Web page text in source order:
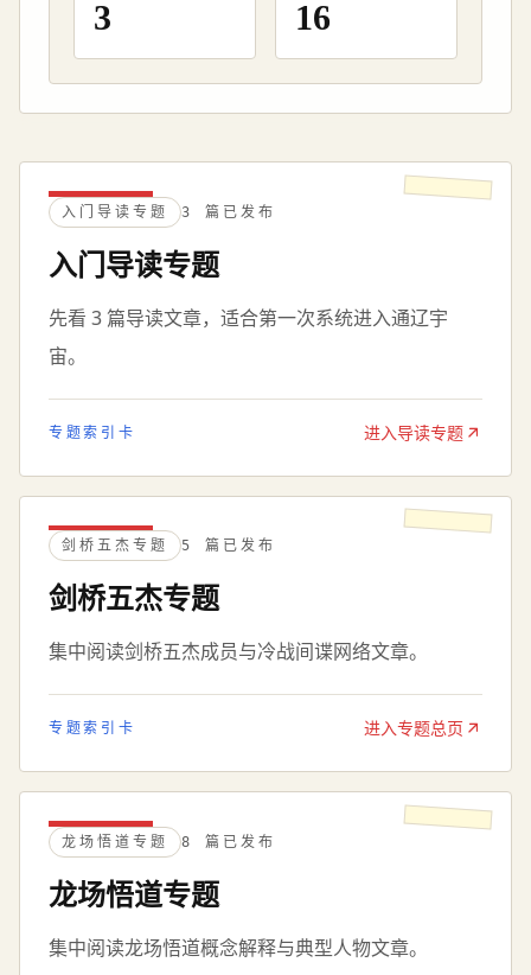
3 16
入门导读专题 3 篇已发布
入门导读专题
先看 3 篇导读文章，适合第一次系统进入通辽宇
宙。
专题索引卡 进入导读专题
剑桥五杰专题 5 篇已发布
剑桥五杰专题
集中阅读剑桥五杰成员与冷战间谍网络文章。
专题索引卡 进入专题总页
龙场悟道专题 8 篇已发布
龙场悟道专题
集中阅读龙场悟道概念解释与典型人物文章。